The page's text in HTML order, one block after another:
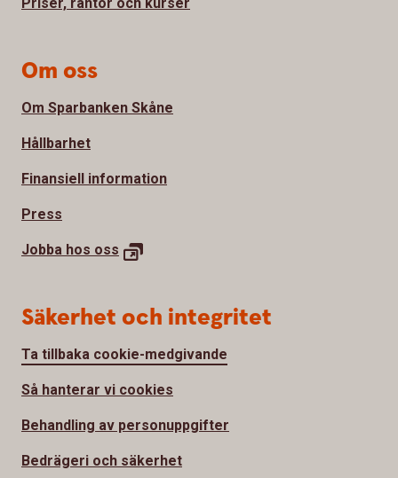
Om oss
Om Sparbanken Skåne
Hållbarhet
Finansiell information
Press
Jobba hos oss
Säkerhet och integritet
Ta tillbaka cookie-medgivande
Så hanterar vi cookies
Behandling av personuppgifter
Bedrägeri och säkerhet